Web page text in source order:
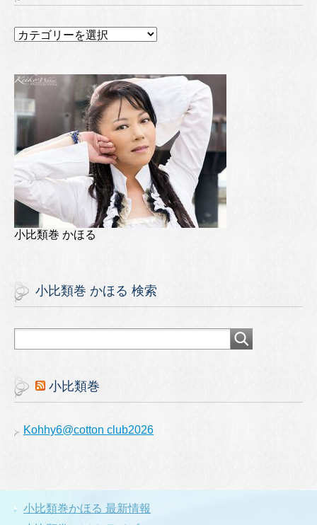
小比類巻 かほる
小比類巻 かほる 検索
小比類巻
Kohhy6@cotton club2026
小比類巻かほる 最新情報